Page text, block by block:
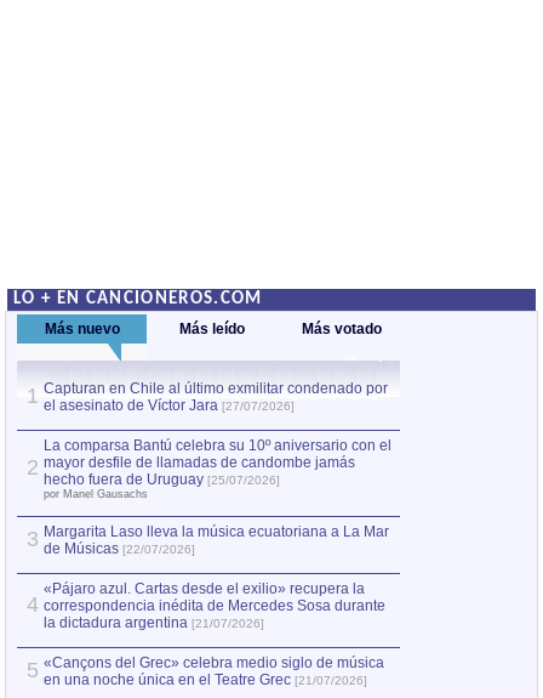
LO + EN CANCIONEROS.COM
Más nuevo Más leído Más votado
1 Capturan en Chile al último exmilitar condenado por
el asesinato de Víctor Jara [27/07/2026]
2
La comparsa Bantú celebra su 10º aniversario con el
mayor desfile de llamadas de candombe jamás
hecho fuera de Uruguay [25/07/2026]
por Manel Gausachs
3 Margarita Laso lleva la música ecuatoriana a La Mar
de Músicas [22/07/2026]
4
«Pájaro azul. Cartas desde el exilio» recupera la
correspondencia inédita de Mercedes Sosa durante
la dictadura argentina [21/07/2026]
5 «Cançons del Grec» celebra medio siglo de música
en una noche única en el Teatre Grec [21/07/2026]